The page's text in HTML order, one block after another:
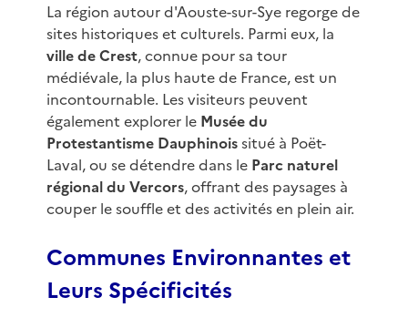
La région autour d'Aouste-sur-Sye regorge de
sites historiques et culturels. Parmi eux, la
ville de Crest, connue pour sa tour
médiévale, la plus haute de France, est un
incontournable. Les visiteurs peuvent
également explorer le Musée du
Protestantisme Dauphinoissitué à Poët-
Laval, ou se détendre dans le Parc naturel
régional du Vercors, offrant des paysages à
couper le souffle et des activités en plein air.
Communes Environnantes et
Leurs Spécificités